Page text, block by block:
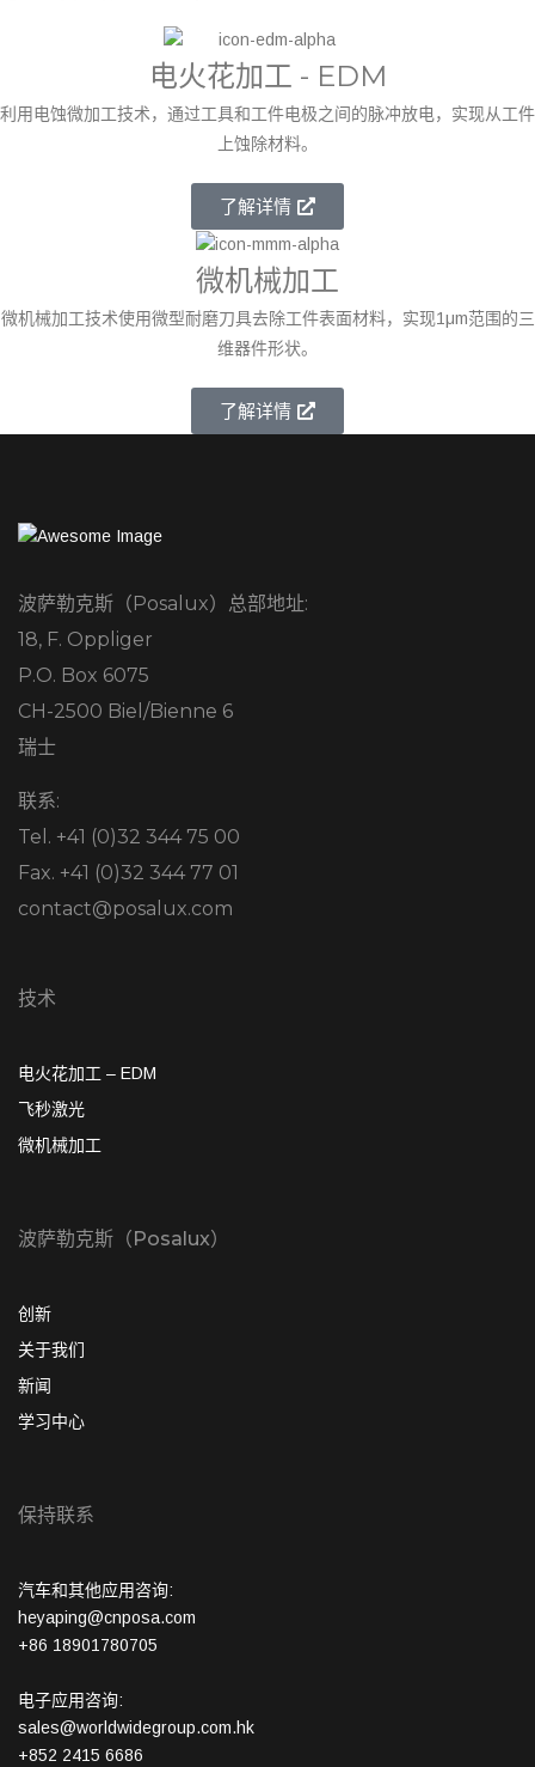
电火花加工 - EDM
利用电蚀微加工技术，通过工具和工件电极之间的脉冲放电，实现从工件
上蚀除材料。
了解详情
微机械加工
微机械加工技术使用微型耐磨刀具去除工件表面材料，实现1μm范围的三
维器件形状。
了解详情
波萨勒克斯（Posalux）总部地址:
18, F. Oppliger
P.O. Box 6075
CH-2500 Biel/Bienne 6
瑞士
联系:
Tel. +41 (0)32 344 75 00
Fax. +41 (0)32 344 77 01
contact@posalux.com
技术
电火花加工 – EDM
飞秒激光
微机械加工
波萨勒克斯（Posalux）
创新
关于我们
新闻
学习中心
保持联系
汽车和其他应用咨询:
heyaping@cnposa.com
+86 18901780705
电子应用咨询:
sales@worldwidegroup.com.hk
+852 2415 6686